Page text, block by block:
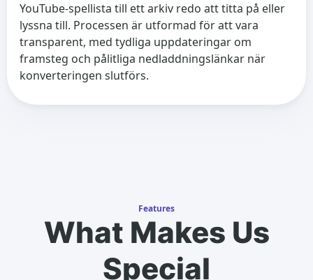
YouTube-spellista till ett arkiv redo att titta på eller
lyssna till. Processen är utformad för att vara
transparent, med tydliga uppdateringar om
framsteg och pålitliga nedladdningslänkar när
konverteringen slutförs.
Features
What Makes Us
Special